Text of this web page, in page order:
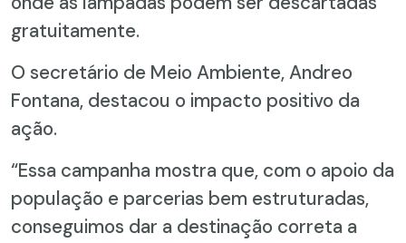
gratuitamente.
O secretário de Meio Ambiente, Andreo
Fontana, destacou o impacto positivo da
ação.
“Essa campanha mostra que, com o apoio da
população e parcerias bem estruturadas,
conseguimos dar a destinação correta a